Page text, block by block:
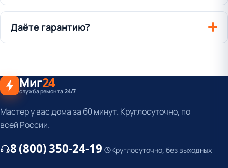
Даёте гарантию?
Миг24
служба ремонта 24/7
Мастер у вас дома за 60 минут. Круглосуточно, по
всей России.
8 (800) 350-24-19 Круглосуточно, без выходных